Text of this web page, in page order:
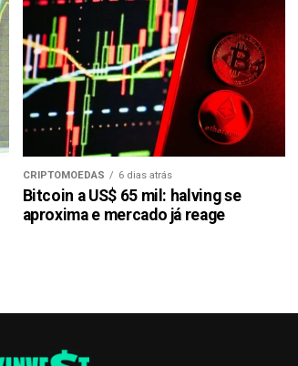
CRIPTOMOEDAS 6 dias atrás
Bitcoin a US$ 65 mil: halving se
aproxima e mercado já reage